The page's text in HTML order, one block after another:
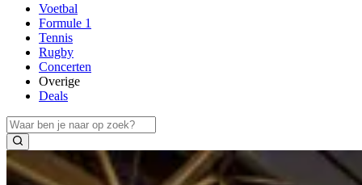
Voetbal
Formule 1
Tennis
Rugby
Concerten
Overige
Deals